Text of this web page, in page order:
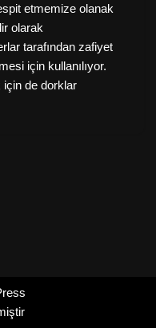
etmemize olanak
olarak
tarafından zafiyet
için kullanılıyor.
için de dorklar